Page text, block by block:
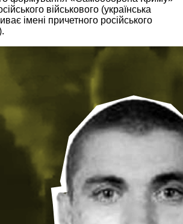
військового (українська
імені причетного російського